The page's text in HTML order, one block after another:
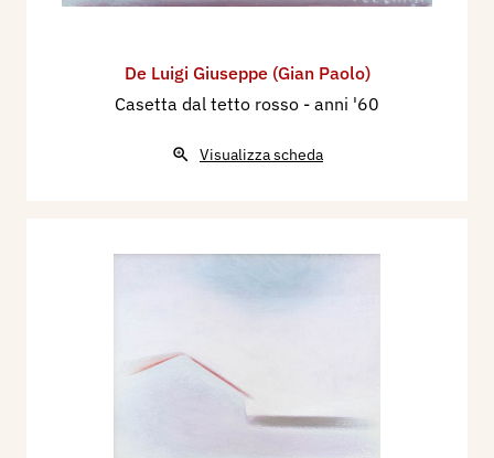
De Luigi Giuseppe (Gian Paolo)
Casetta dal tetto rosso - anni '60
Visualizza scheda